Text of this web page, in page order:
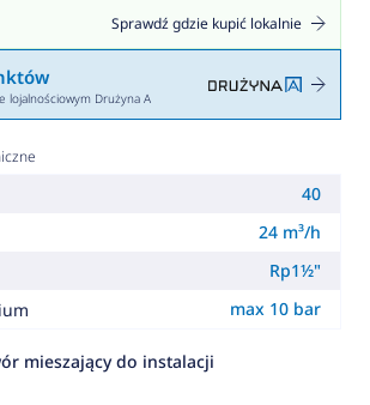
Sprawdź gdzie kupić lokalnie
lojalnościowym Drużyna A
40
24 m³/h
Rp1½"
max 10 bar
mieszający do instalacji